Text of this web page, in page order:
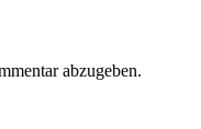
abzugeben.